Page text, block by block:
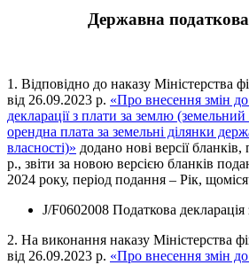
Державна
1. Відповідно до наказу Міністерства
від 26.09.2023 р. «Про внесення змін
декларації з плати за землю
орендна плата за земельні ділянки
власності)» додано нові версії
р., звіти за новою версією бланків
2024 року, період подання – Рік,
J/F0602008 Податкова
2. На виконання наказу Міністерства
від 26.09.2023 р. «Про внесення змін